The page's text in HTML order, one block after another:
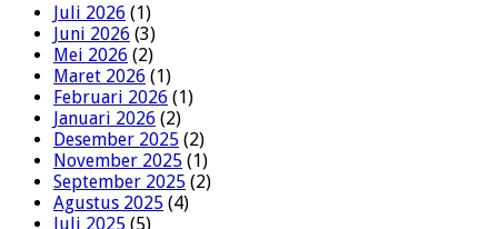
Juli 2026 (1)
Juni 2026 (3)
Mei 2026 (2)
Maret 2026 (1)
Februari 2026 (1)
Januari 2026 (2)
Desember 2025 (2)
November 2025 (1)
September 2025 (2)
Agustus 2025 (4)
Juli 2025 (5)